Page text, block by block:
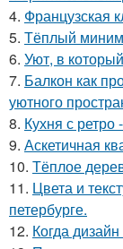
4. Французская
5. Тёплый
6. Уют, в
7. Балкон как
уютного
8. Кухня с ретро
9. Аскетичная
10. Тёплое
11. Цвета и
петербурге.
12. Когда